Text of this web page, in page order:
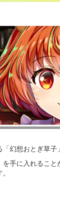
幻想おとぎ草子
を手に入れること